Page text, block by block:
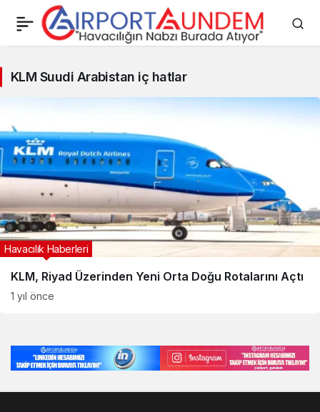
Suudi
iç
hatlar
Haberleri
KLM Suudi Arabistan iç hatlar
KLM, Riyad Üzerinden Yeni Orta Doğu Rotalarını Açtı
Havacılık Haberleri
1 yıl önce